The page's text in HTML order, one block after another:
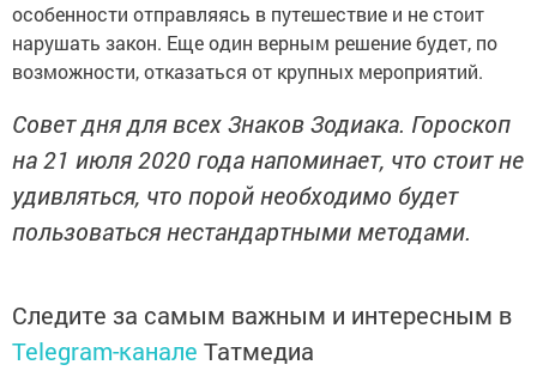
особенности отправляясь в путешествие и не стоит
нарушать закон. Еще один верным решение будет, по
возможности, отказаться от крупных мероприятий.
Совет дня для всех Знаков Зодиака. Гороскоп
на 21 июля 2020 года напоминает, что стоит не
удивляться, что порой необходимо будет
пользоваться нестандартными методами.
Следите за самым важным и интересным в
Telegram-канале Татмедиа